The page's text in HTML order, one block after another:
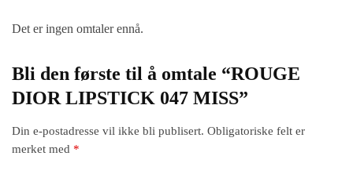
Det er ingen omtaler ennå.
Bli den første til å omtale “ROUGE
DIOR LIPSTICK 047 MISS”
Din e-postadresse vil ikke bli publisert. Obligatoriske felt er
merket med *